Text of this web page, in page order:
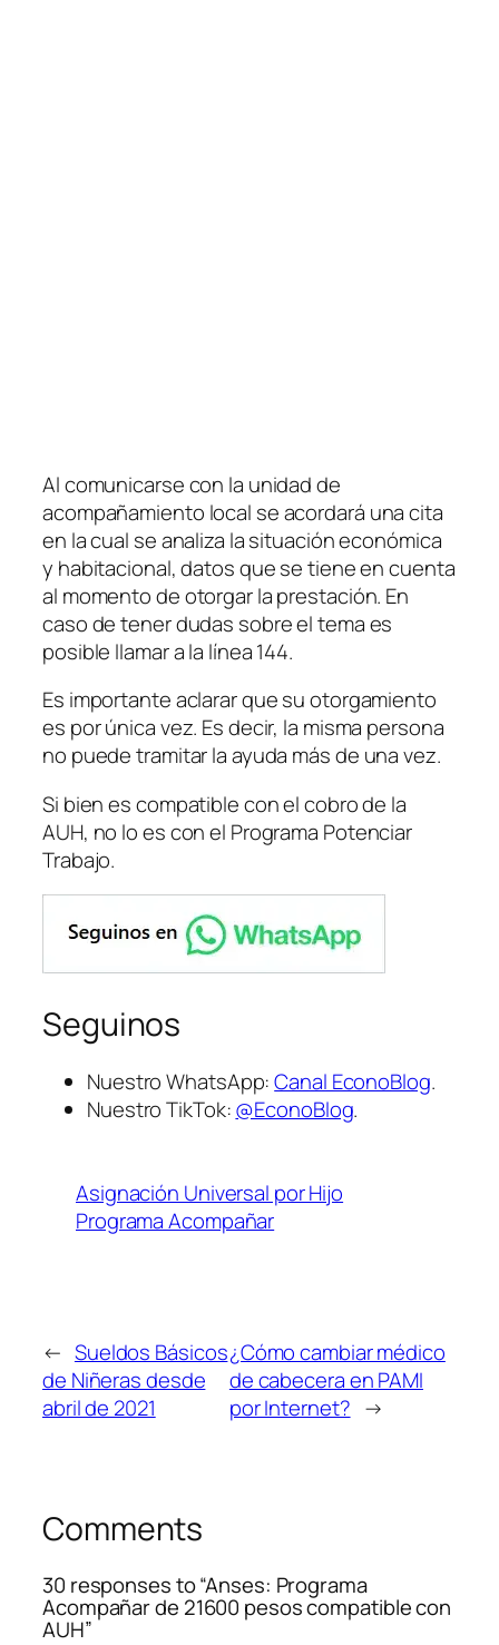
Al comunicarse con la unidad de
acompañamiento local se acordará una cita
en la cual se analiza la situación económica
y habitacional, datos que se tiene en cuenta
al momento de otorgar la prestación. En
caso de tener dudas sobre el tema es
posible llamar a la línea 144.
Es importante aclarar que su otorgamiento
es por única vez. Es decir, la misma persona
no puede tramitar la ayuda más de una vez.
Si bien es compatible con el cobro de la
AUH, no lo es con el Programa Potenciar
Trabajo.
Seguinos
Nuestro WhatsApp:Canal EconoBlog.
Nuestro TikTok:@EconoBlog.
Asignación Universal por Hijo
Programa Acompañar
← Sueldos Básicos
de Niñeras desde
abril de 2021
¿Cómo cambiar médico
de cabecera en PAMI
por Internet? →
Comments
30 responses to “Anses: Programa
Acompañar de 21600 pesos compatible con
AUH”